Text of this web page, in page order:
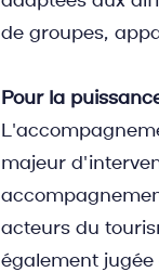
de groupes,
Pour la
majeur
acteurs du
également